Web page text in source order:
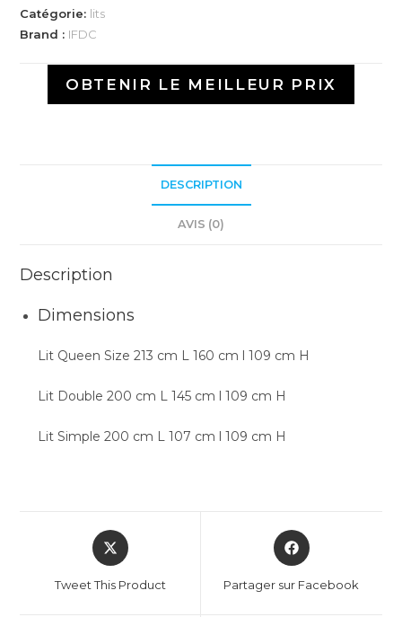
Catégorie: lits
Brand : IFDC
OBTENIR LE MEILLEUR PRIX
DESCRIPTION
AVIS (0)
Description
Dimensions
Lit Queen Size 213 cm L 160 cm l 109 cm H
Lit Double 200 cm L 145 cm l 109 cm H
Lit Simple 200 cm L 107 cm l 109 cm H
Tweet This Product Partager sur Facebook